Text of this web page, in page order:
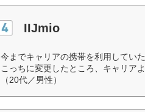
IIJmio
今までキャリアの携帯を利用してい
こっちに変更したところ、キャリア
（20代／男性）